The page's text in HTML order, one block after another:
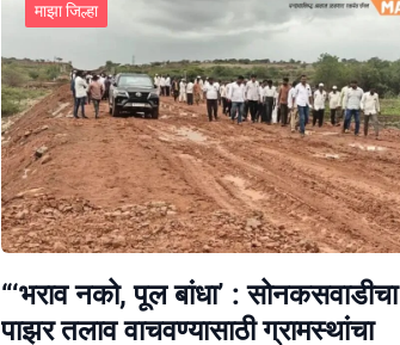
माझा जिल्हा
“‘भराव नको, पूल बांधा’ : सोनकसवाडीचा
पाझर तलाव वाचवण्यासाठी ग्रामस्थांचा